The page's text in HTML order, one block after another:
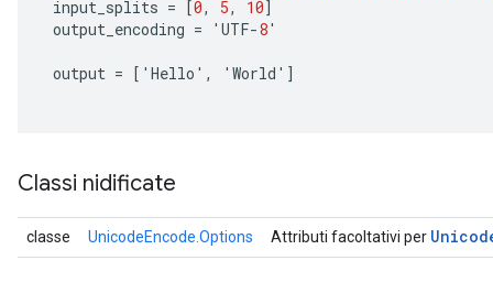
input_splits = [0, 5, 10]
output_encoding = ' UTF-8'
output = [ ' Hello ' , ' World ' ]
Classi nidificate
classe UnicodeEncode.Options Attributi facoltativi per